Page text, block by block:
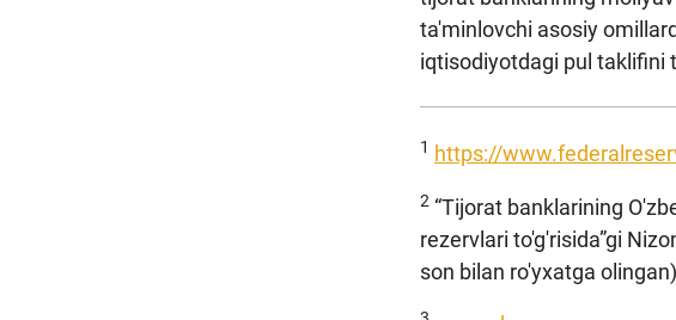
ta'minlovchi asosiy
iqtisodiyotdagi pul taklifini
1 https://
2 “Tijorat banklarining
rezervlari to'g'risida”gi
son bilan ro'yxatga